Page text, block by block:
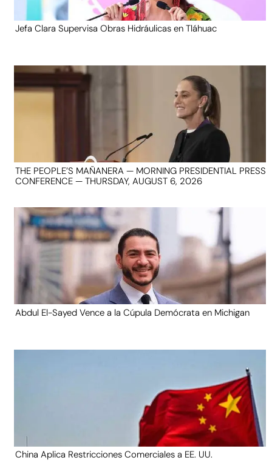
Jefa Clara Supervisa Obras Hidráulicas en Tláhuac
THE PEOPLE’S MAÑANERA — MORNING PRESIDENTIAL PRESS
CONFERENCE — THURSDAY, AUGUST 6, 2026
Abdul El-Sayed Vence a la Cúpula Demócrata en Michigan
China Aplica Restricciones Comerciales a EE. UU.